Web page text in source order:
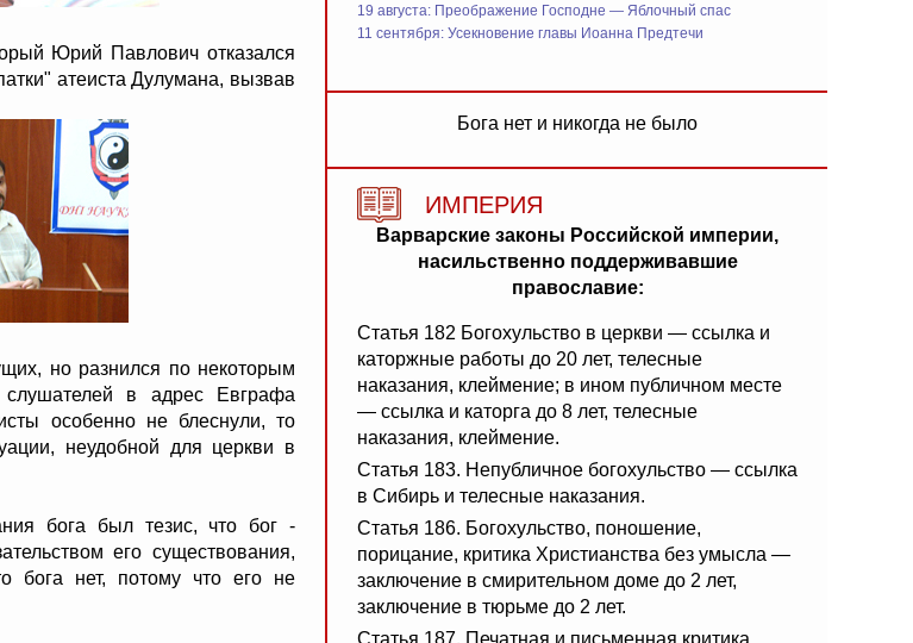
Юрий Павлович отказался
атеиста Дулумана, вызвав
но разнился по некоторым
в адрес Евграфа
особенно не блеснули, то
неудобной для церкви в
бога был тезис, что бог -
его существования,
бога нет, потому что его не
19 августа: Преображение Господне — Яблочный спас
11 сентября: Усекновение главы Иоанна Предтечи
Бога нет и никогда не было
ИМПЕРИЯ
Варварские законы Российской империи,
насильственно поддерживавшие
православие:
Статья 182 Богохульство в церкви — ссылка и
каторжные работы до 20 лет, телесные
наказания, клеймение; в ином публичном месте
— ссылка и каторга до 8 лет, телесные
наказания, клеймение.
Статья 183. Непубличное богохульство — ссылка
в Сибирь и телесные наказания.
Статья 186. Богохульство, поношение,
порицание, критика Христианства без умысла —
заключение в смирительном доме до 2 лет,
заключение в тюрьме до 2 лет.
Статья 187. Печатная и письменная критика